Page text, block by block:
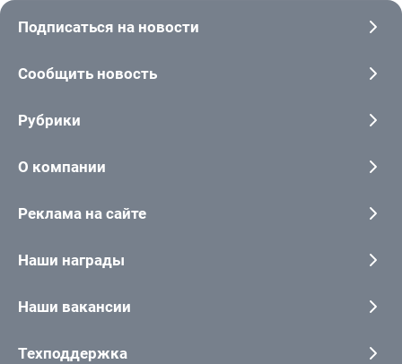
Подписаться на новости
Сообщить новость
Рубрики
О компании
Реклама на сайте
Наши награды
Наши вакансии
Техподдержка